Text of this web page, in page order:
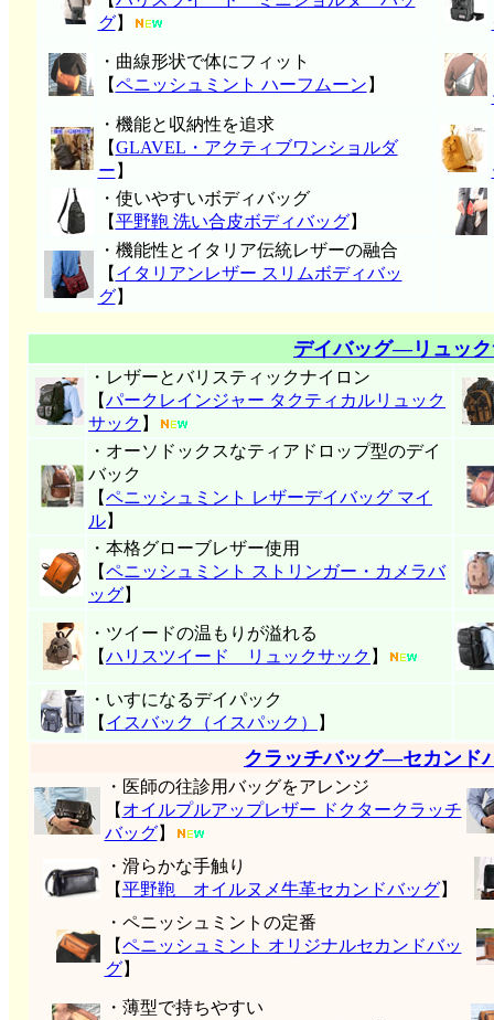
グ】
・曲線形状で体にフィット
【ペニッシュミント ハーフムーン 】
・機能と収納性を追求
【GLAVEL・アクティブワンショルダ
ー 】
・使いやすいボディバッグ
【平野鞄 洗い合皮ボディバッグ】
・機能性とイタリア伝統レザーの融合
【 イタリアンレザー スリムボディバッ
グ】
デイバッグ―リュッ
・レザーとバリスティックナイロン
【パークレインジャー タクティカルリュック
サック 】
・オーソドックスなティアドロップ型のデイ
バック
【ペニッシュミント レザーデイバッグ マイ
ル】
・本格グローブレザー使用
【ペニッシュミント ストリンガー・カメラバ
ッグ】
・ツイードの温もりが溢れる
【ハリスツイード リュックサック 】
・いすになるデイパック
【 イスバック（イスパック） 】
クラッチバッグ―セカンド
・医師の往診用バッグをアレンジ
【 オイルプルアップレザー ドクタークラッチ
バッグ】
・滑らかな手触り
【平野鞄 オイルヌメ牛革セカンドバッグ】
・ペニッシュミントの定番
【ペニッシュミント オリジナルセカンドバッ
グ】
・薄型で持ちやすい